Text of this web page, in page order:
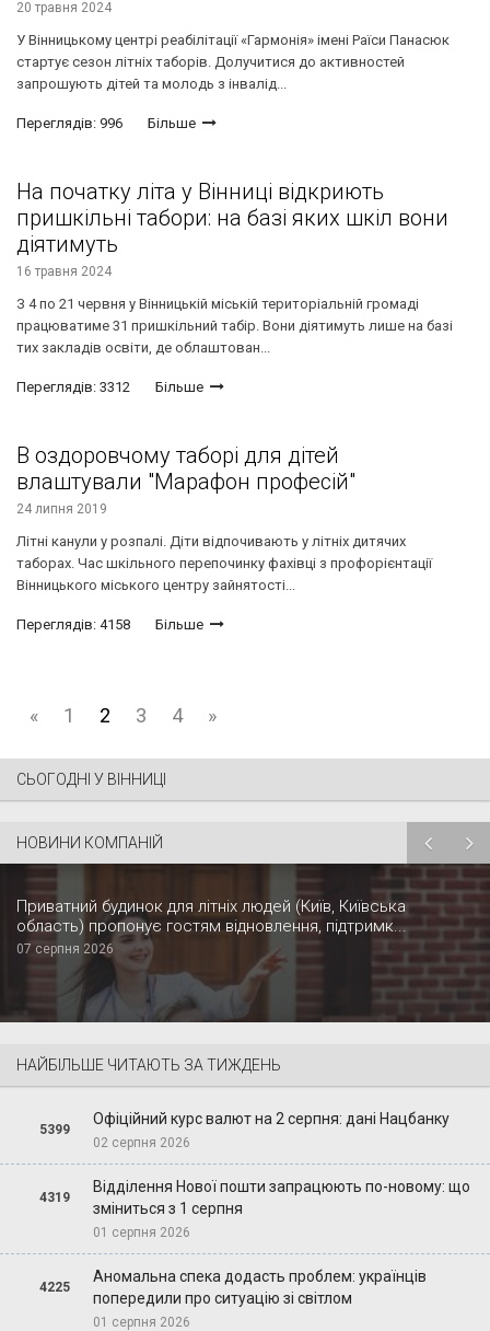
20 травня 2024
У Вінницькому центрі реабілітації «Гармонія» імені Раїси Панасюк
стартує сезон літніх таборів. Долучитися до активностей
запрошують дітей та молодь з інвалід...
Переглядів: 996 Більше
На початку літа у Вінниці відкриють
пришкільні табори: на базі яких шкіл вони
діятимуть
16 травня 2024
З 4 по 21 червня у Вінницькій міській територіальній громаді
працюватиме 31 пришкільний табір. Вони діятимуть лише на базі
тих закладів освіти, де облаштован...
Переглядів: 3312 Більше
В оздоровчому таборі для дітей
влаштували "Марафон професій"
24 липня 2019
Літні канули у розпалі. Діти відпочивають у літніх дитячих
таборах. Час шкільного перепочинку фахівці з профорієнтації
Вінницького міського центру зайнятості...
Переглядів: 4158 Більше
« 1 2 3 4 »
СЬОГОДНІ У ВІННИЦІ
НОВИНИ КОМПАНІЙ
Приватний будинок для літніх людей (Київ, Київська
область) пропонує гостям відновлення, підтримк...
07 серпня 2026
НАЙБІЛЬШЕ ЧИТАЮТЬ ЗА ТИЖДЕНЬ
5399
Офіційний курс валют на 2 серпня: дані Нацбанку
02 серпня 2026
4319
Відділення Нової пошти запрацюють по-новому: що
зміниться з 1 серпня
01 серпня 2026
4225
Аномальна спека додасть проблем: українців
попередили про ситуацію зі світлом
01 серпня 2026